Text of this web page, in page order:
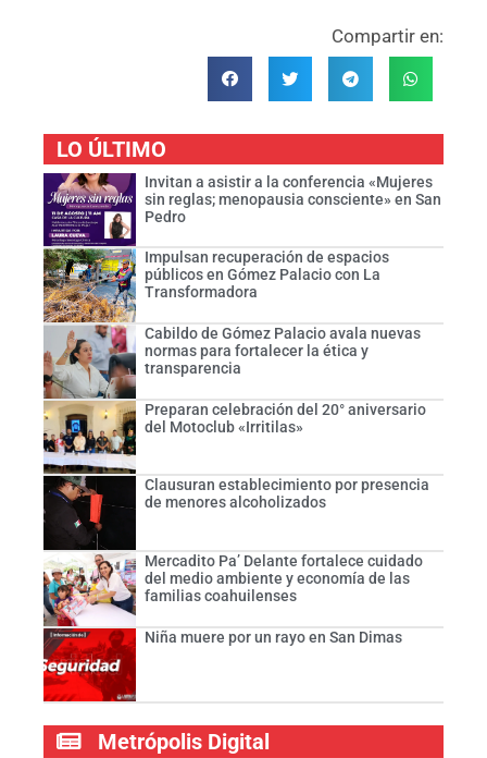
Compartir en:
LO ÚLTIMO
Invitan a asistir a la conferencia «Mujeres
sin reglas; menopausia consciente» en San
Pedro
Impulsan recuperación de espacios
públicos en Gómez Palacio con La
Transformadora
Cabildo de Gómez Palacio avala nuevas
normas para fortalecer la ética y
transparencia
Preparan celebración del 20° aniversario
del Motoclub «Irritilas»
Clausuran establecimiento por presencia
de menores alcoholizados
Mercadito Pa’ Delante fortalece cuidado
del medio ambiente y economía de las
familias coahuilenses
Niña muere por un rayo en San Dimas
Metrópolis Digital